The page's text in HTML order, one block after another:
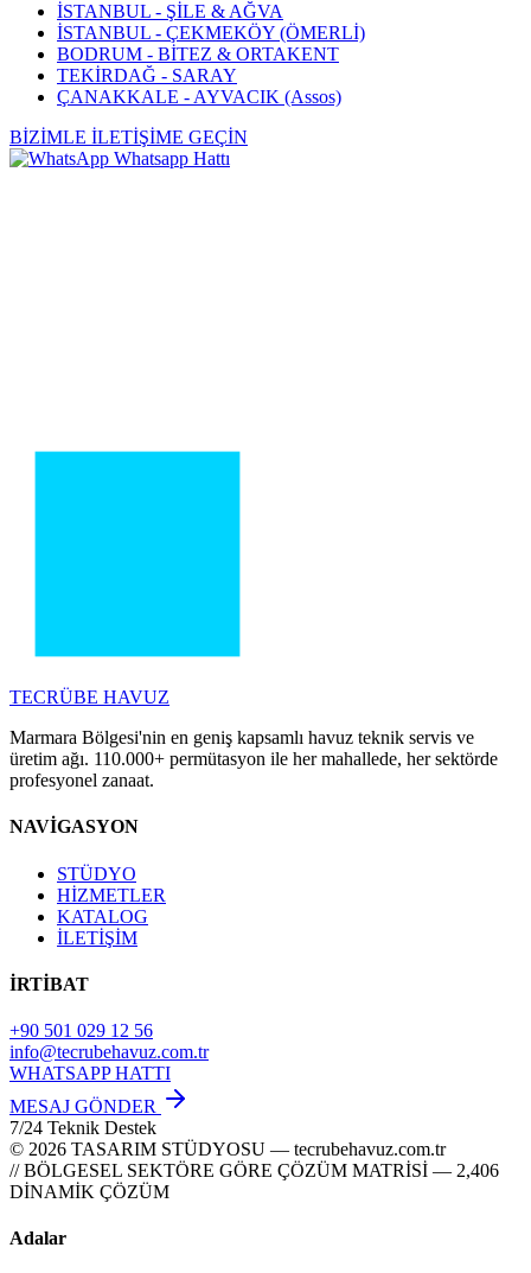
İSTANBUL - ŞİLE & AĞVA
İSTANBUL - ÇEKMEKÖY (ÖMERLİ)
BODRUM - BİTEZ & ORTAKENT
TEKİRDAĞ - SARAY
ÇANAKKALE - AYVACIK (Assos)
BİZİMLE İLETİŞİME GEÇİN
Whatsapp Hattı
TECRÜBE HAVUZ
Marmara Bölgesi'nin en geniş kapsamlı havuz teknik servis ve
üretim ağı. 110.000+ permütasyon ile her mahallede, her sektörde
profesyonel zanaat.
NAVİGASYON
STÜDYO
HİZMETLER
KATALOG
İLETİŞİM
İRTİBAT
+90 501 029 12 56
info@tecrubehavuz.com.tr
WHATSAPP HATTI
MESAJ GÖNDER
7/24 Teknik Destek
© 2026 TASARIM STÜDYOSU — tecrubehavuz.com.tr
// BÖLGESEL SEKTÖRE GÖRE ÇÖZÜM MATRİSİ — 2,406
DİNAMİK ÇÖZÜM
Adalar